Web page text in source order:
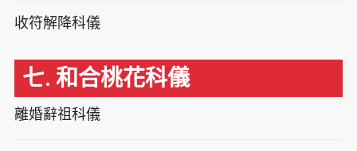
收符解降科儀
七. 和合桃花科儀
離婚辭祖科儀